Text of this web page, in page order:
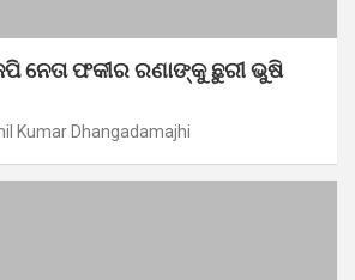
ନେତା ଫକୀର ରଣାଙ୍କୁ ଛୁରୀ ଭୁଷି
Kumar Dhangadamajhi